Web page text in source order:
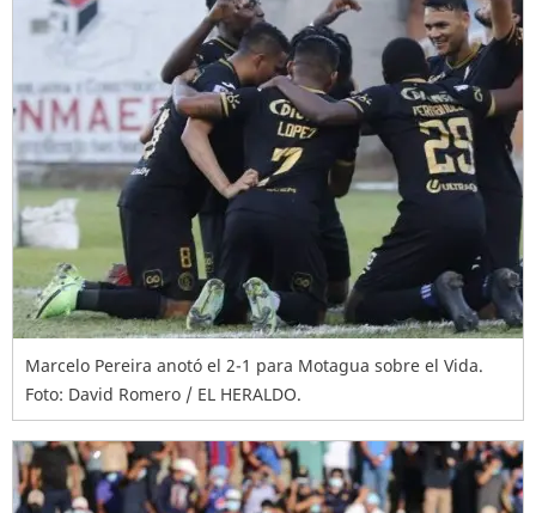
Marcelo Pereira anotó el 2-1 para Motagua sobre el Vida.
Foto: David Romero / EL HERALDO.